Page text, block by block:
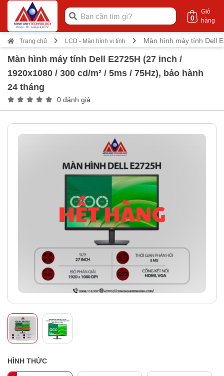
Giỏ
hàng
0
Trang chủ LCD - Màn hình vi tính Màn hình máy tính Dell
Màn hình máy tính Dell E2725H (27 inch /
1920x1080 / 300 cd/m² / 5ms / 75Hz), bảo hành
24 tháng
0 đánh giá
HÌNH THỨC